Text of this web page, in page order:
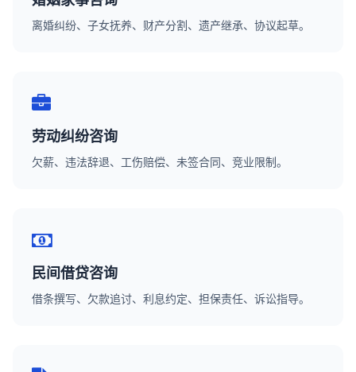
离婚纠纷、子女抚养、财产分割、遗产继承、协议起草。
劳动纠纷咨询
欠薪、违法辞退、工伤赔偿、未签合同、竞业限制。
民间借贷咨询
借条撰写、欠款追讨、利息约定、担保责任、诉讼指导。